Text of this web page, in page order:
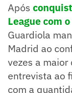
Após
League com
Guardiola
Madrid ao
vezes a maior
entrevista ao
com a